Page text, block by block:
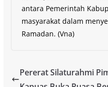
antara Pemerintah
masyarakat dalam
Ramadan. (Vna)
Pererat Silaturahmi